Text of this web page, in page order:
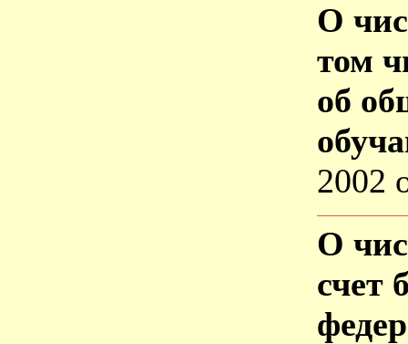
О
том
об
2002
О
счет